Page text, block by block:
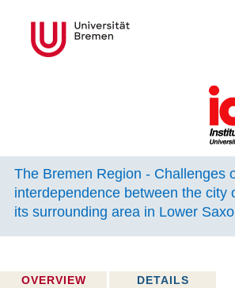
The Bremen Region - Challenges
interdependence between the city
its surrounding area in Lower
OVERVIEW DETAILS